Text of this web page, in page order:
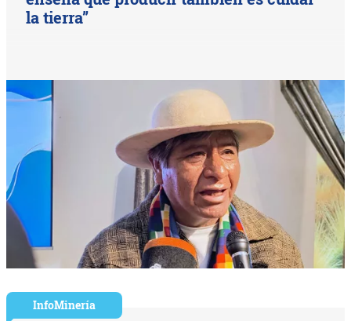
la tierra”
InfoMinería